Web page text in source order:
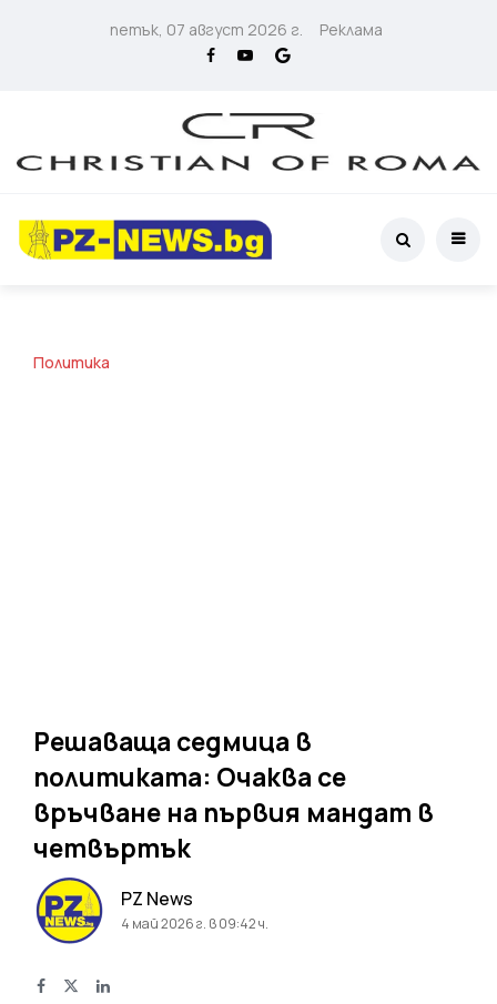
петък, 07 август 2026 г. Реклама
Политика
Решаваща седмица в
политиката: Очаква се
връчване на първия мандат в
четвъртък
PZ News
4 май 2026 г. в 09:42 ч.